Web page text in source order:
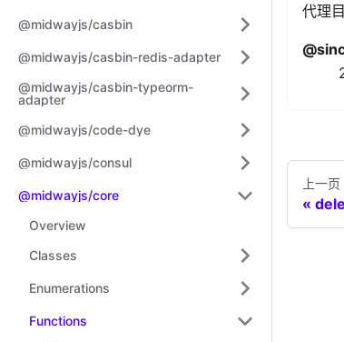
@midwayjs/casbin
@midwayjs/casbin-redis-adapter
@midwayjs/casbin-typeorm-
adapter
@midwayjs/code-dye
@midwayjs/consul
@midwayjs/core
Overview
Classes
Enumerations
Functions
代理
上一页